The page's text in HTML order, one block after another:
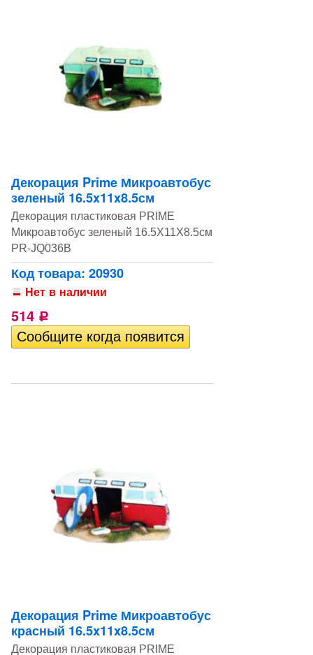
Декорация Prime Микроавтобус
зеленый 16.5x11x8.5см
Декорация пластиковая PRIME
Микроавтобус зеленый 16.5X11X8.5см
PR-JQ036B
Код товара: 20930
Нет в наличии
514 Р
Декорация Prime Микроавтобус
красный 16.5x11x8.5см
Декорация пластиковая PRIME